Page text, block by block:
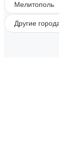
Мелитополь
Другие